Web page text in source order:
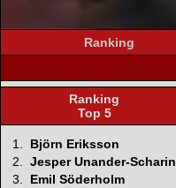
Ranking
Ranking
Top 5
1.
Björn Eriksson
2. Jesper Unander-Scharin
3.
Emil Söderholm